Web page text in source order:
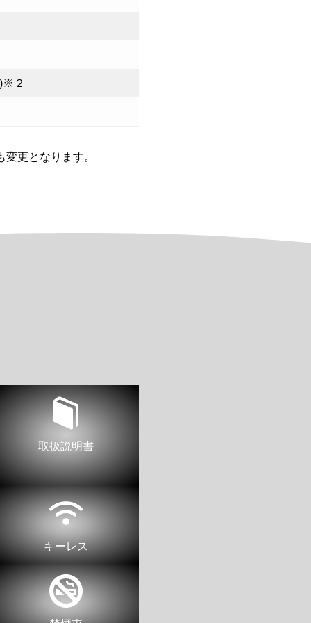
２
更となります。
取扱説明書
キーレス